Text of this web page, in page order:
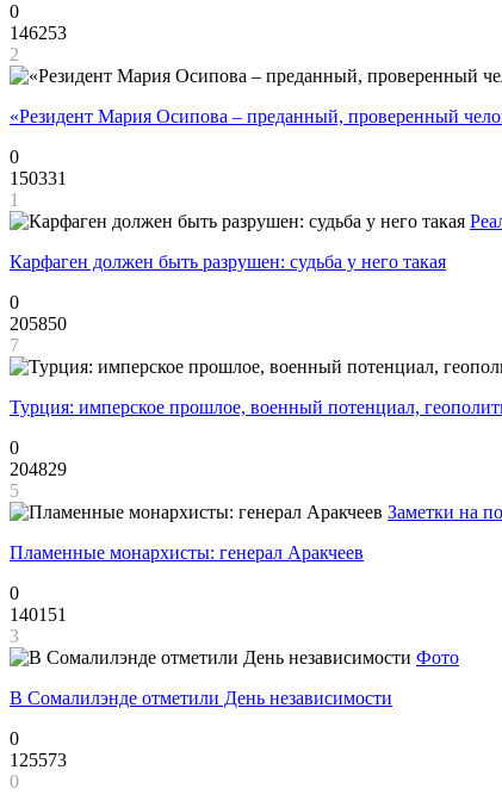
0
146253
2
«Резидент Мария Осипова – преданный, проверенный
0
150331
1
Карфаген должен быть разрушен: судьба у него такая
0
205850
7
Турция: имперское прошлое, военный потенциал,
0
204829
5
Заметки на
Пламенные монархисты: генерал Аракчеев
0
140151
3
Фото
В Сомалилэнде отметили День независимости
0
125573
0